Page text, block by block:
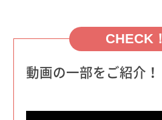
CHECK！
動画の一部をご紹介！